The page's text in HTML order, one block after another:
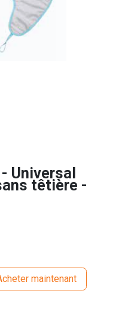
Universal
têtière -
maintenant